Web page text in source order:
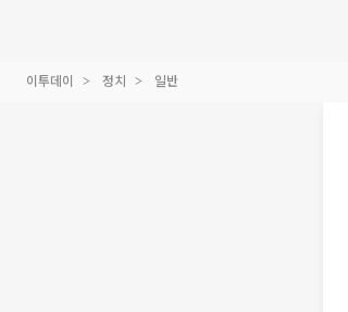
이투데이 정치 일반